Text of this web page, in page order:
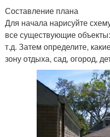
Составление плана
Для начала нарисуйте
все существующие
т.д. Затем определите,
зону отдыха, сад, огород,